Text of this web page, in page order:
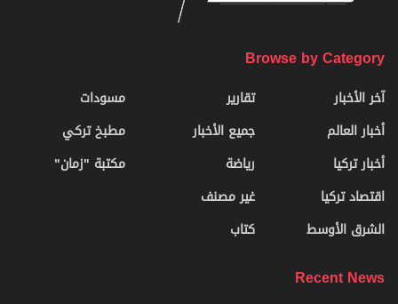
Browse by Category
آخر الأخبار
أخبار العالم
أخبار تركيا
اقتصاد تركيا
الشرق الأوسط
تقارير
جميع الأخبار
رياضة
غير مصنف
كتاب
مسودات
مطبخ تركي
مكتبة "زمان"
Recent News